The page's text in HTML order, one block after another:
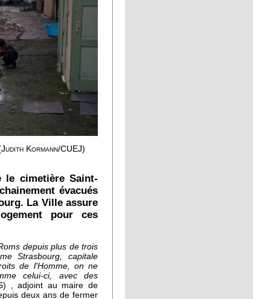
Kormann/CUEJ)
le cimetière Saint-
évacués
La Ville assure
pour ces
depuis plus de trois
Strasbourg, capitale
de l'Homme, on ne
celui-ci, avec des
, adjoint au maire de
deux ans de fermer